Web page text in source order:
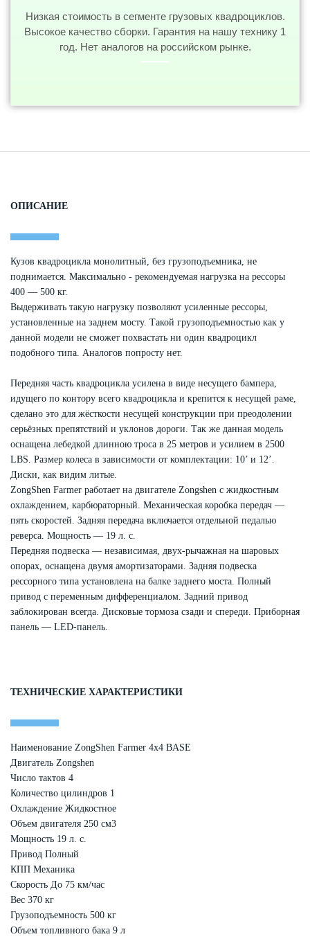
Низкая стоимость в сегменте грузовых квадроциклов.
Высокое качество сборки. Гарантия на нашу технику 1
год. Нет аналогов на российском рынке.
ОПИСАНИЕ
Кузов квадроцикла монолитный, без грузоподъемника, не
поднимается. Максимально - рекомендуемая нагрузка на рессоры
400 — 500 кг.
Выдерживать такую нагрузку позволяют усиленные рессоры,
установленные на заднем мосту. Такой грузоподъемностью как у
данной модели не сможет похвастать ни один квадроцикл
подобного типа. Аналогов попросту нет.
Передняя часть квадроцикла усилена в виде несущего бампера,
идущего по контору всего квадроцикла и крепится к несущей раме,
сделано это для жёсткости несущей конструкции при преодолении
серьёзных препятствий и уклонов дороги. Так же данная модель
оснащена лебедкой длинною троса в 25 метров и усилием в 2500
LBS. Размер колеса в зависимости от комплектации: 10’ и 12’.
Диски, как видим литые.
ZongShen Farmer работает на двигателе Zongshen с жидкостным
охлаждением, карбюраторный. Механическая коробка передач —
пять скоростей. Задняя передача включается отдельной педалью
реверса. Мощность — 19 л. с.
Передняя подвеска — независимая, двух-рычажная на шаровых
опорах, оснащена двумя амортизаторами. Задняя подвеска
рессорного типа установлена на балке заднего моста. Полный
привод с переменным дифференциалом. Задний привод
заблокирован всегда. Дисковые тормоза сзади и спереди. Приборная
панель — LED-панель.
ТЕХНИЧЕСКИЕ ХАРАКТЕРИСТИКИ
Наименование ZongShen Farmer 4x4 BASE
Двигатель Zongshen
Число тактов 4
Количество цилиндров 1
Охлаждение Жидкостное
Объем двигателя 250 см3
Мощность 19 л. с.
Привод Полный
КПП Механика
Скорость До 75 км/час
Вес 370 кг
Грузоподъемность 500 кг
Объем топливного бака 9 л